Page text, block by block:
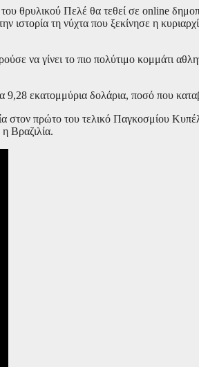
θρυλικού Πελέ θα τεθεί σε online
ιστορία τη νύχτα που ξεκίνησε η
να γίνει το πιο πολύτιμο κομμάτι
9,28 εκατομμύρια δολάρια, ποσό που
πρώτο του τελικό Παγκοσμίου
Βραζιλία.